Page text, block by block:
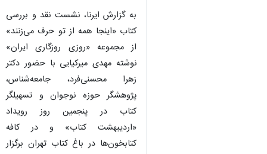
به گزارش ایرنا، نشست نقد و بررسی
کتاب «اینجا همه از تو حرف می‌زنند»
از مجموعه «روزی روزگاری ایران»
نوشته مهدی میرکیایی با حضور دکتر
زهرا محسنی‌فرد، جامعه‌شناس،
پژوهشگر حوزه نوجوان و تسهیلگر
کتاب در پنجمین روز رویداد
«اردیبهشت کتاب» و در کافه
کتابخون‌ها در باغ کتاب تهران برگزار